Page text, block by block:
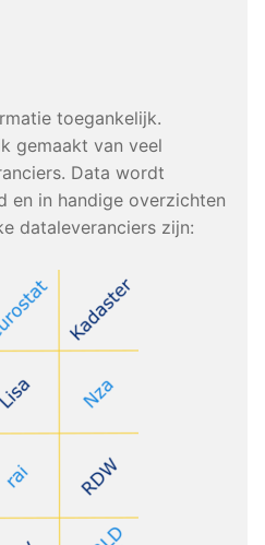
toegankelijk.
gemaakt van veel
Data wordt
en in handige overzichten
dataleveranciers zijn: